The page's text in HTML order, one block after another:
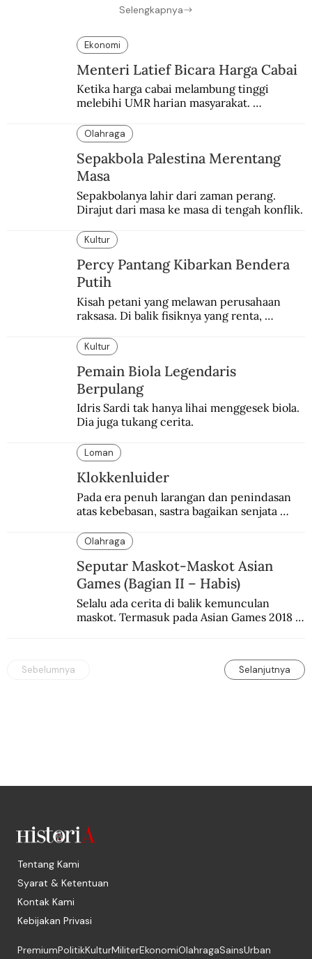
Selengkapnya
Ekonomi
Menteri Latief Bicara Harga Cabai
Ketika harga cabai melambung tinggi
melebihi UMR harian masyarakat.
Olahraga
Sepakbola Palestina Merentang
Masa
Sepakbolanya lahir dari zaman perang.
Dirajut dari masa ke masa di tengah konflik.
Kultur
Percy Pantang Kibarkan Bendera
Putih
Kisah petani yang melawan perusahaan
raksasa. Di balik fisiknya yang renta,
Kultur
Pemain Biola Legendaris
Berpulang
Idris Sardi tak hanya lihai menggesek biola.
Dia juga tukang cerita.
Loman
Klokkenluider
Pada era penuh larangan dan penindasan
atas kebebasan, sastra bagaikan senjata
Olahraga
Seputar Maskot-Maskot Asian
Games (Bagian II – Habis)
Selalu ada cerita di balik kemunculan
maskot. Termasuk pada Asian Games 2018
Sebelumnya Selanjutnya
Tentang Kami
Syarat & Ketentuan
Kontak Kami
Kebijakan Privasi
PremiumPolitikKulturMiliterEkonomiOlahragaSainsUrban